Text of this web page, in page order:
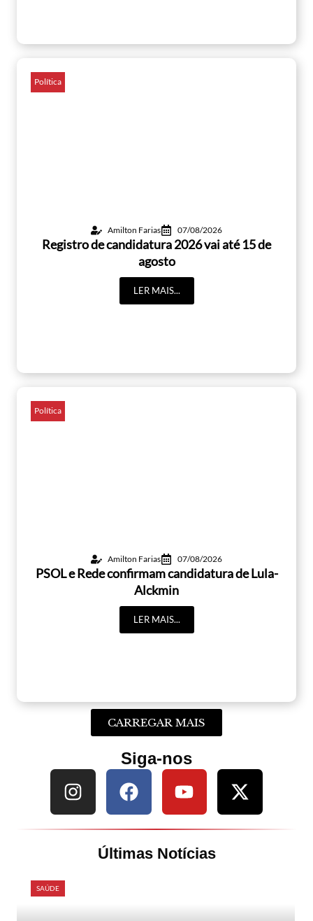
Política
Amilton Farias 07/08/2026
Registro de candidatura 2026 vai até 15 de
agosto
LER MAIS...
Política
Amilton Farias 07/08/2026
PSOL e Rede confirmam candidatura de Lula-
Alckmin
LER MAIS...
CARREGAR MAIS
Siga-nos
Últimas Notícias
SAÚDE